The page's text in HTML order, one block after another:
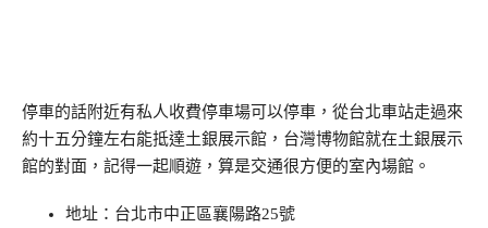
停車的話附近有私人收費停車場可以停車，從台北車站走過來
約十五分鐘左右能抵達土銀展示館，台灣博物館就在土銀展示
館的對面，記得一起順遊，算是交通很方便的室內場館。
地址：台北市中正區襄陽路25號